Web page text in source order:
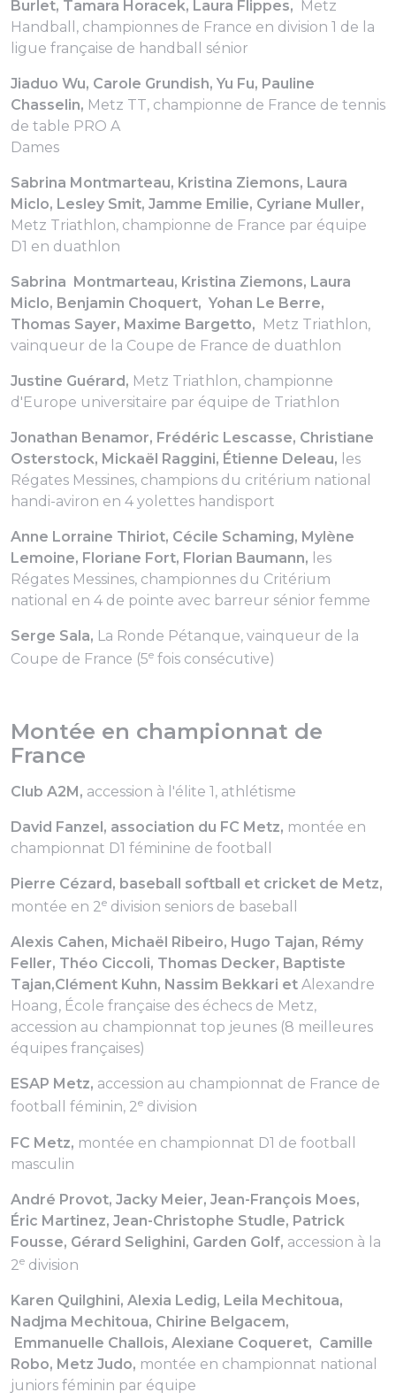
Burlet, Tamara Horacek, Laura Flippes, Metz
Handball, championnes de France en division 1 de la
ligue française de handball sénior
Jiaduo Wu, Carole Grundish, Yu Fu, Pauline
Chasselin, Metz TT, championne de France de tennis
de table PRO A
Dames
Sabrina Montmarteau, Kristina Ziemons, Laura
Miclo, Lesley Smit, Jamme Emilie, Cyriane Muller,
Metz Triathlon, championne de France par équipe
D1 en duathlon
Sabrina Montmarteau, Kristina Ziemons, Laura
Miclo, Benjamin Choquert, Yohan Le Berre,
Thomas Sayer, Maxime Bargetto, Metz Triathlon,
vainqueur de la Coupe de France de duathlon
Justine Guérard, Metz Triathlon, championne
d'Europe universitaire par équipe de Triathlon
Jonathan Benamor, Frédéric Lescasse, Christiane
Osterstock, Mickaël Raggini, Étienne Deleau, les
Régates Messines, champions du critérium national
handi-aviron en 4 yolettes handisport
Anne Lorraine Thiriot, Cécile Schaming, Mylène
Lemoine, Floriane Fort, Florian Baumann, les
Régates Messines, championnes du Critérium
national en 4 de pointe avec barreur sénior femme
Serge Sala, La Ronde Pétanque, vainqueur de la
Coupe de France (5e fois consécutive)
Montée en championnat de
France
Club A2M, accession à l'élite 1, athlétisme
David Fanzel, association du FC Metz, montée en
championnat D1 féminine de football
Pierre Cézard, baseball softball et cricket de Metz,
montée en 2e division seniors de baseball
Alexis Cahen, Michaël Ribeiro, Hugo Tajan, Rémy
Feller, Théo Ciccoli, Thomas Decker, Baptiste
Tajan,Clément Kuhn, Nassim Bekkari et Alexandre
Hoang, École française des échecs de Metz,
accession au championnat top jeunes (8 meilleures
équipes françaises)
ESAP Metz, accession au championnat de France de
football féminin, 2e division
FC Metz, montée en championnat D1 de football
masculin
André Provot, Jacky Meier, Jean-François Moes,
Éric Martinez, Jean-Christophe Studle, Patrick
Fousse, Gérard Selighini, Garden Golf, accession à la
2e division
Karen Quilghini, Alexia Ledig, Leila Mechitoua,
Nadjma Mechitoua, Chirine Belgacem,
Emmanuelle Challois, Alexiane Coqueret, Camille
Robo, Metz Judo, montée en championnat national
juniors féminin par équipe